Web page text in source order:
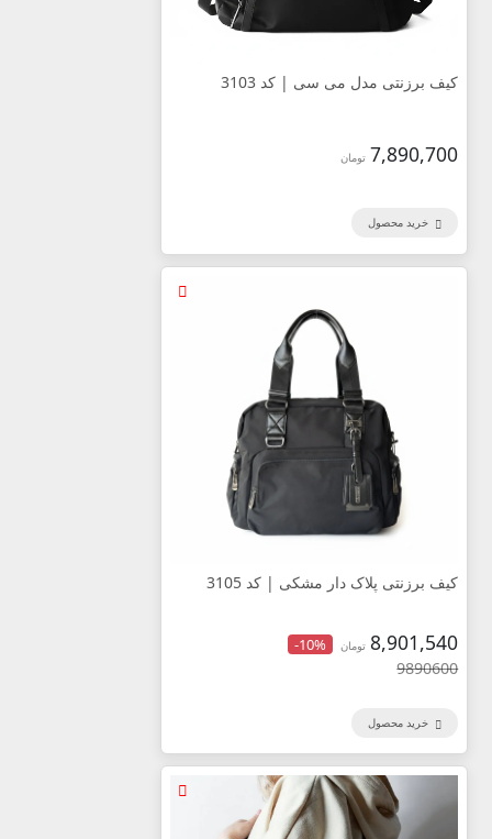
کیف برزنتی مدل می سی | کد 3103
7,890,700 تومان
خرید محصول
کیف برزنتی پلاک دار مشکی | کد 3105
8,901,540 تومان -10%
9890600
خرید محصول